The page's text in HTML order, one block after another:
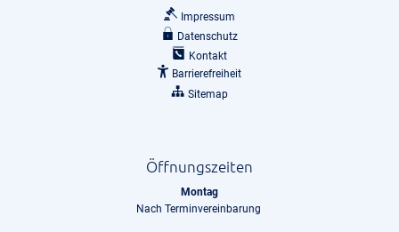
Impressum
Datenschutz
Kontakt
Barrierefreiheit
Sitemap
Öffnungszeiten
Montag
Nach Terminvereinbarung